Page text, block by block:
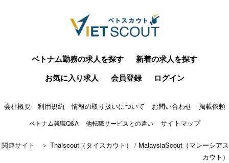
ベトナム勤務の求人を探す
新着の求人を探す
お気に入り求人
会員登録 ログイン
会社概要 利用規約 情報の取り扱いについて お問い合わせ 掲載依頼
ベトナム就職Q&A 他転職サービスとの違い サイトマップ
関連サイト ＞ Thaiscout（タイスカウト） / MalaysiaScout（マレーシアス
カウト）